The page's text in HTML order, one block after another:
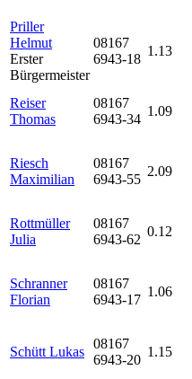
Priller
Helmut
Erster
Bürgermeister
08167
6943-18
1.13
Reiser
Thomas
08167
6943-34
1.09
Riesch
Maximilian
08167
6943-55
2.09
Rottmüller
Julia
08167
6943-62
0.12
Schranner
Florian
08167
6943-17
1.06
Schütt Lukas
08167
6943-20
1.15